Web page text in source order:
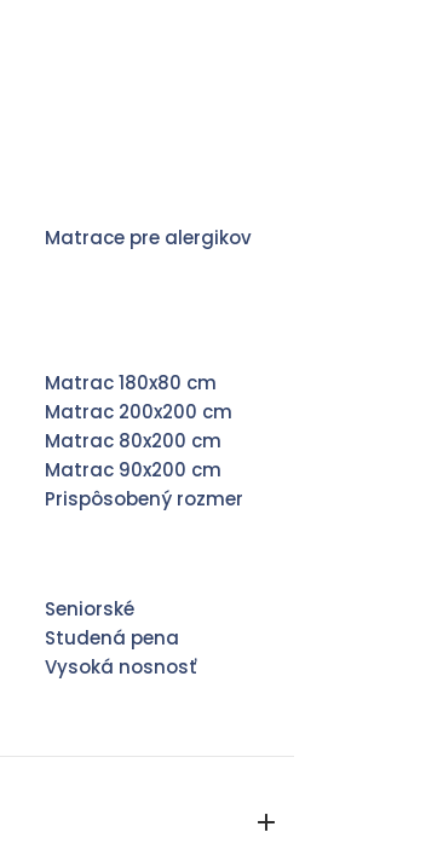
Matrace pre alergikov
Matrac 180x80 cm
Matrac 200x200 cm
Matrac 80x200 cm
Matrac 90x200 cm
Prispôsobený rozmer
Seniorské
Studená pena
Vysoká nosnosť